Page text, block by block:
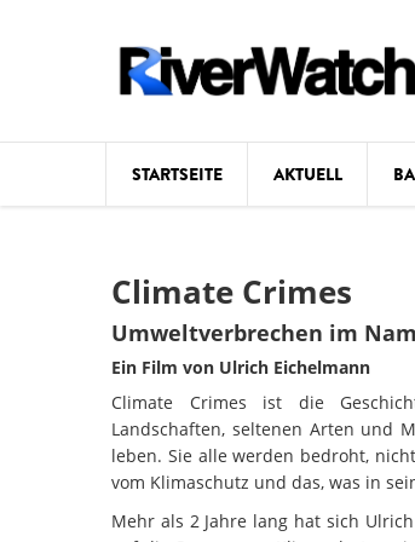
STARTSEITE AKTUELL
Climate Crimes
Umweltverbrechen im
Ein Film von Ulrich Eichelmann
Climate Crimes ist die
Landschaften, seltenen Arten und
leben. Sie alle werden bedroht,
vom Klimaschutz und das, was in
Mehr als 2 Jahre lang hat sich